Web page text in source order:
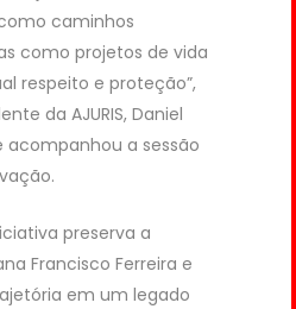
caminhos
como projetos de vida
respeito e proteção”,
da AJURIS, Daniel
acompanhou a sessão
preserva a
Francisco Ferreira e
em um legado